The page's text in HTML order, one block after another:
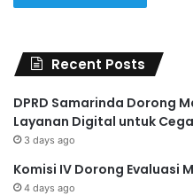
Recent Posts
DPRD Samarinda Dorong
Layanan Digital untuk
3 days ago
Komisi IV Dorong Evaluasi
4 days ago